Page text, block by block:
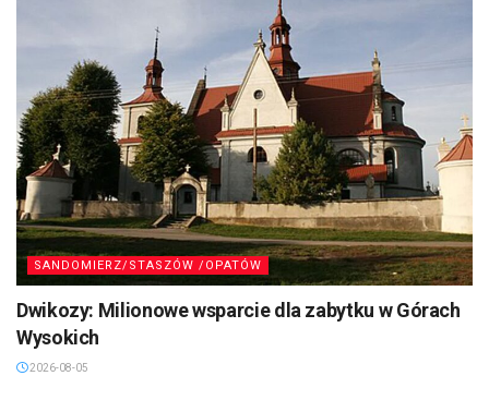
SANDOMIERZ/STASZÓW /OPATÓW
Dwikozy: Milionowe wsparcie dla zabytku w Górach
Wysokich
2026-08-05